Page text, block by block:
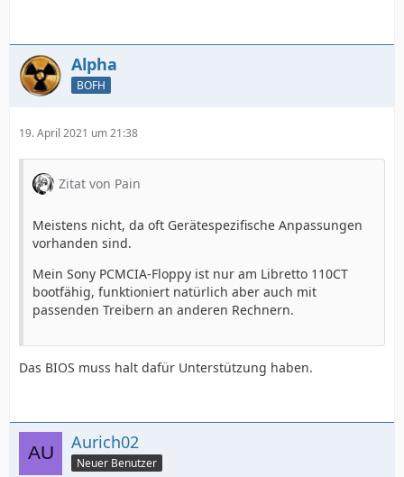
Alpha
BOFH
19. April 2021 um 21:38
Zitat von Pain
Meistens nicht, da oft Gerätespezifische Anpassungen
vorhanden sind.
Mein Sony PCMCIA-Floppy ist nur am Libretto 110CT
bootfähig, funktioniert natürlich aber auch mit
passenden Treibern an anderen Rechnern.
Das BIOS muss halt dafür Unterstützung haben.
Aurich02
Neuer Benutzer